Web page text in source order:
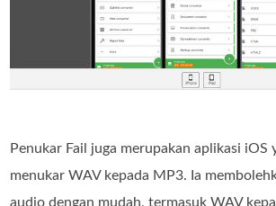
Penukar Fail juga merupakan aplikasi iOS
menukar WAV kepada MP3. Ia
audio dengan mudah, termasuk WAV